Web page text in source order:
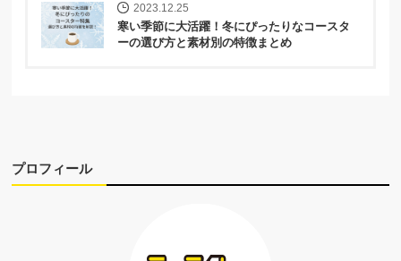
2023.12.25
寒い季節に大活躍！冬にぴったりなコースタ
ーの選び方と素材別の特徴まとめ
プロフィール